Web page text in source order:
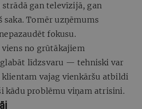
gan televīzijā, gan
saka. Tomēr uzņēmums
fokusu.
viens no grūtākajiem
līdzsvaru — tehniski var
vajag vienkāršu atbildi
kādu problēmu viņam atrisini.